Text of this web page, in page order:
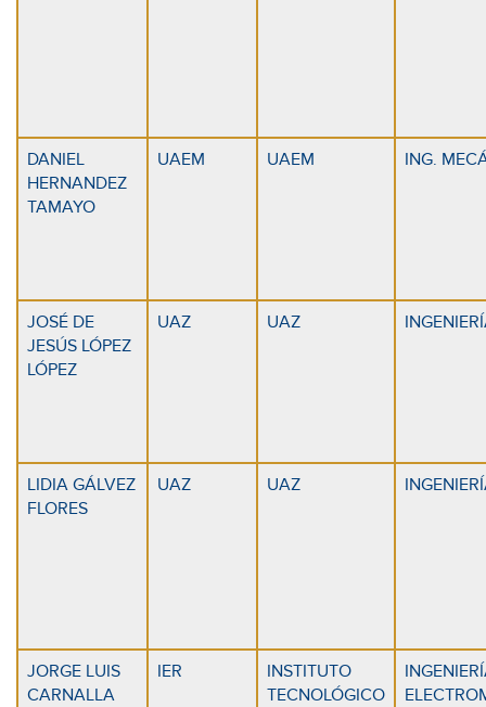
DANIEL
HERNANDEZ
TAMAYO
UAEM UAEM ING.
JOSÉ DE
JESÚS LÓPEZ
LÓPEZ
UAZ UAZ
LIDIA GÁLVEZ
FLORES
UAZ UAZ
JORGE LUIS
CARNALLA
IER
INSTITUTO
TECNOLÓGICO